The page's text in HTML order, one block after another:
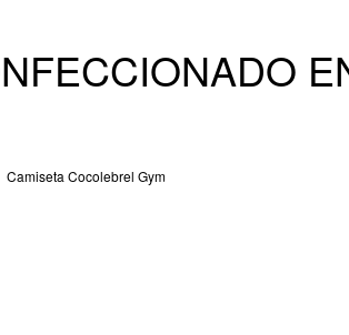
Camiseta Cocolebrel Gym